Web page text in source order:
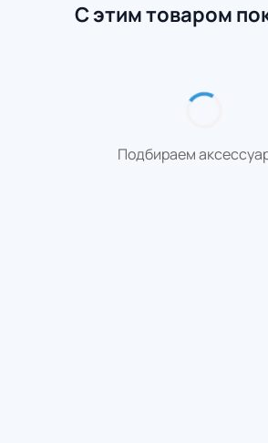
С этим товаром
Подбираем